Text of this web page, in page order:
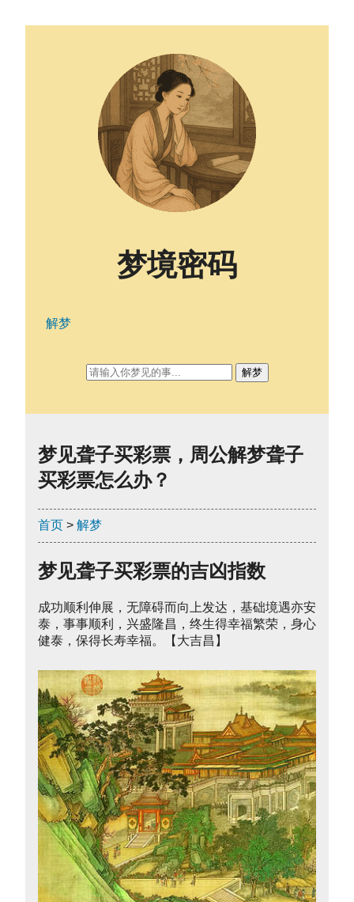
梦见聋子买彩票，周公解梦聋子
买彩票怎么办？
首页 > 解梦
梦见聋子买彩票的吉凶指数
成功顺利伸展，无障碍而向上发达，基础境遇亦安
泰，事事顺利，兴盛隆昌，终生得幸福繁荣，身心
健泰，保得长寿幸福。【大吉昌】
梦境密码
解梦
解梦